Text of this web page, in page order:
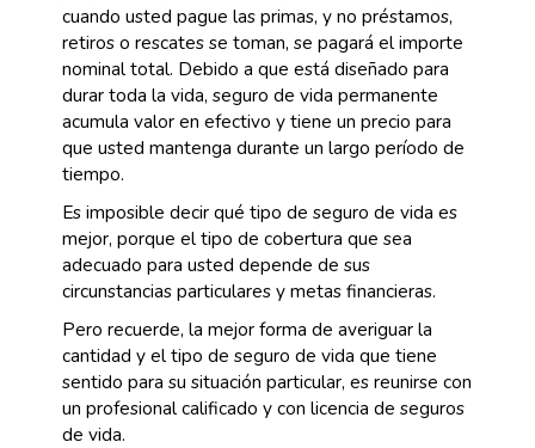
cuando usted pague las primas, y no préstamos,
retiros o rescates se toman, se pagará el importe
nominal total. Debido a que está diseñado para
durar toda la vida, seguro de vida permanente
acumula valor en efectivo y tiene un precio para
que usted mantenga durante un largo período de
tiempo.
Es imposible decir qué tipo de seguro de vida es
mejor, porque el tipo de cobertura que sea
adecuado para usted depende de sus
circunstancias particulares y metas financieras.
Pero recuerde, la mejor forma de averiguar la
cantidad y el tipo de seguro de vida que tiene
sentido para su situación particular, es reunirse con
un profesional calificado y con licencia de seguros
de vida.